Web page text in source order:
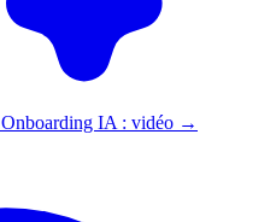
Onboarding IA : vidéo →